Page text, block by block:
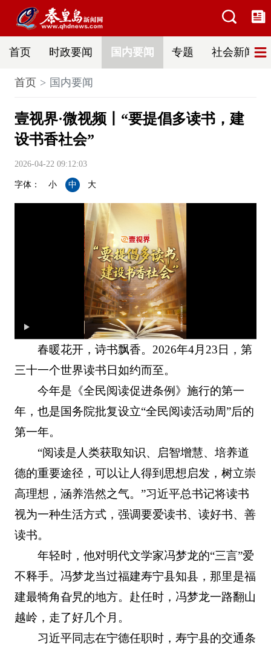
首页 时政要闻 国内要闻 专题 社会新闻
首页 国内要闻
壹视界·微视频丨“要提倡多读书，建
设书香社会”
2026-04-22 09:12:03
字体： 小 中 大
春暖花开，诗书飘香。2026年4月23日，第
三十一个世界读书日如约而至。
今年是《全民阅读促进条例》施行的第一
年，也是国务院批复设立“全民阅读活动周”后的
第一年。
“阅读是人类获取知识、启智增慧、培养道
德的重要途径，可以让人得到思想启发，树立崇
高理想，涵养浩然之气。”习近平总书记将读书
视为一种生活方式，强调要爱读书、读好书、善
读书。
年轻时，他对明代文学家冯梦龙的“三言”爱
不释手。冯梦龙当过福建寿宁县知县，那里是福
建最犄角旮旯的地方。赴任时，冯梦龙一路翻山
越岭，走了好几个月。
习近平同志在宁德任职时，寿宁县的交通条